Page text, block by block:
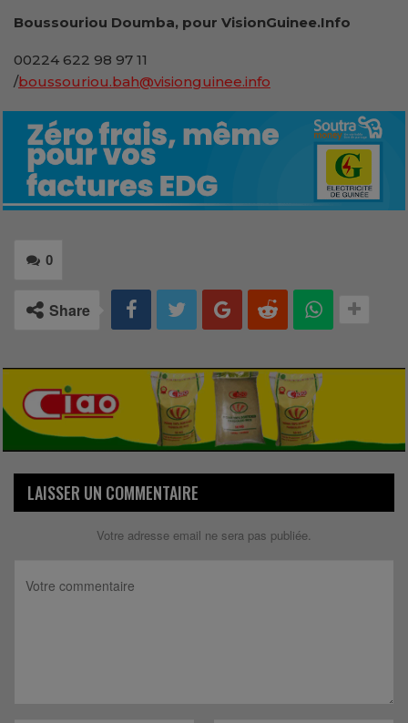
Boussouriou Doumba, pour VisionGuinee.Info
00224 622 98 97 11
/boussouriou.bah@visionguinee.info
0
Share
LAISSER UN COMMENTAIRE
Votre adresse email ne sera pas publiée.